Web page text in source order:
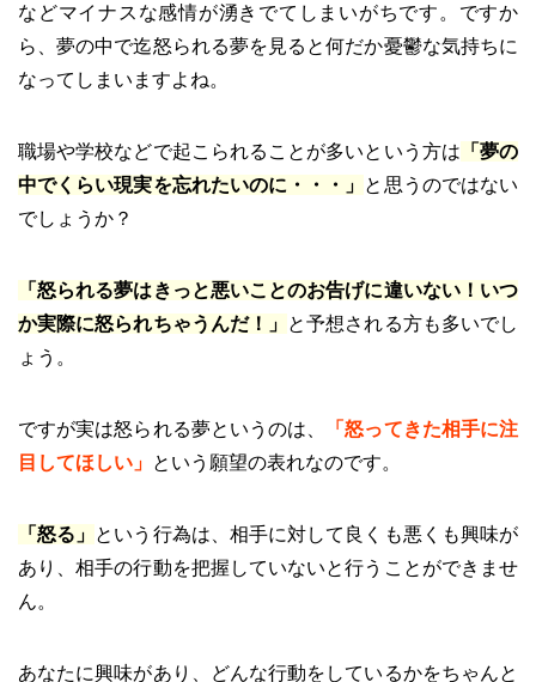
などマイナスな感情が湧きでてしまいがちです。ですか
ら、夢の中で迄怒られる夢を見ると何だか憂鬱な気持ちに
なってしまいますよね。
職場や学校などで起こられることが多いという方は 「夢の
中でくらい現実を忘れたいのに・・・」 と思うのではない
でしょうか？
「怒られる夢はきっと悪いことのお告げに違いない！いつ
か実際に怒られちゃうんだ！」 と予想される方も多いでし
ょう。
ですが実は怒られる夢というのは、
「怒ってきた相手に注
目してほしい」 という願望の表れなのです。
「怒る」 という行為は、相手に対して良くも悪くも興味が
あり、相手の行動を把握していないと行うことができませ
ん。
あなたに興味があり、どんな行動をしているかをちゃんと